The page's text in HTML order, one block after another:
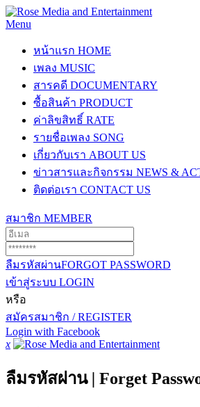
Menu
หน้าแรก HOME
เพลง MUSIC
สารคดี DOCUMENTARY
ซื้อสินค้า PRODUCT
ค่าลิขสิทธิ์ RATE
รายชื่อเพลง SONG
เกี่ยวกับเรา ABOUT US
ข่าวสารและกิจกรรม NEWS &
ติดต่อเรา CONTACT US
สมาชิก MEMBER
ลืมรหัสผ่านFORGOT PASSWORD
เข้าสู่ระบบ LOGIN
หรือ
สมัครสมาชิก / REGISTER
Login with Facebook
x
ลืมรหัสผ่าน | Forget